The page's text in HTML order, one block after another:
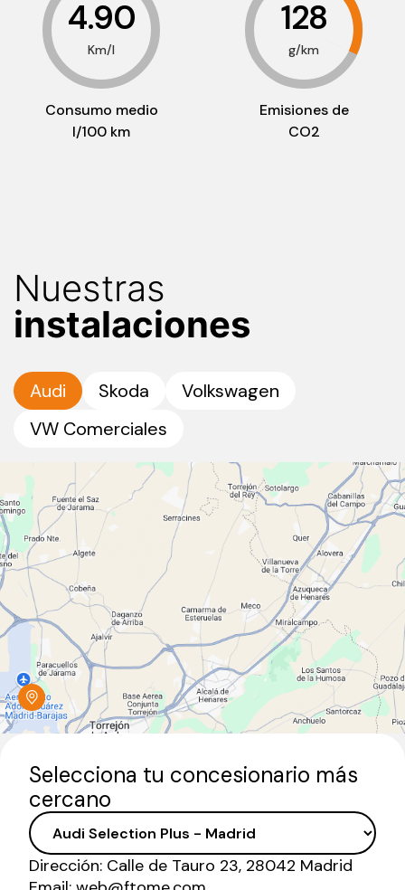
4.90
Km/l
Consumo medio
l/100 km
128
g/km
Emisiones de
CO2
Nuestras
instalaciones
Audi Skoda
Volkswagen
VW Comerciales
Selecciona tu concesionario más
cercano
Dirección: Calle de Tauro 23, 28042 Madrid